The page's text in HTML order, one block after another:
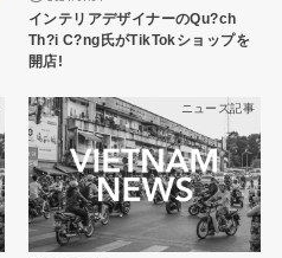
インテリアデザイナーのQu?ch
Th?i C?ng氏がTikTokショップを
開店!
ニュース記事